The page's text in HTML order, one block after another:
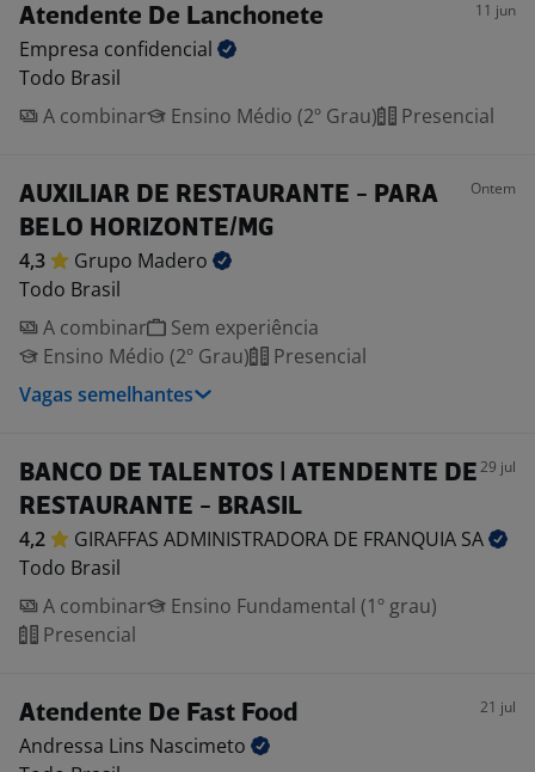
Atendente De Lanchonete 11 jun
Empresa confidencial
Todo Brasil
A combinar
Ensino Médio (2º Grau) Presencial
AUXILIAR DE RESTAURANTE - PARA
BELO HORIZONTE/MG
Ontem
4,3 Grupo Madero
Todo Brasil
A combinar
Sem experiência
Ensino Médio (2º Grau)
Presencial
Vagas semelhantes
BANCO DE TALENTOS | ATENDENTE DE
RESTAURANTE - BRASIL
29 jul
4,2 GIRAFFAS ADMINISTRADORA DE FRANQUIA SA
Todo Brasil
A combinar
Ensino Fundamental (1º grau)
Presencial
Atendente De Fast Food 21 jul
Andressa Lins Nascimeto